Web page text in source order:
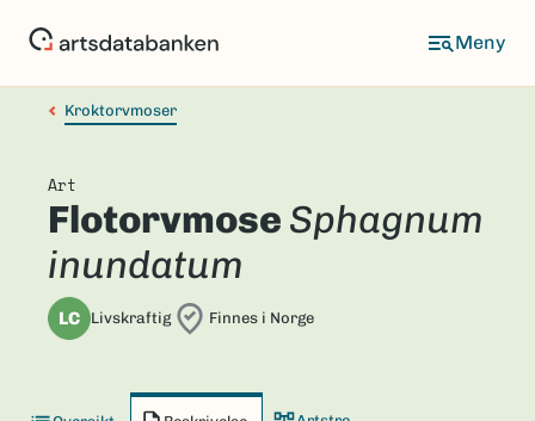
Kroktorvmoser
Art
Flotorvmose Sphagnum
inundatum
LC Livskraftig Finnes i Norge